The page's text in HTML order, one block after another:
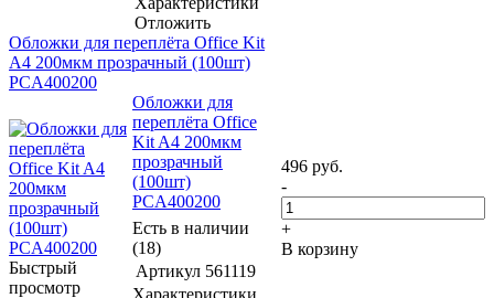
Отложить
Обложки для переплёта Office Kit
A4 200мкм прозрачный (100шт)
PCA400200
Быстрый
просмотр
Обложки для
переплёта Office
Kit A4 200мкм
прозрачный
(100шт)
PCA400200
Есть в наличии
(18)
Артикул 561119
Характеристики
496 руб.
-
+
В корзину